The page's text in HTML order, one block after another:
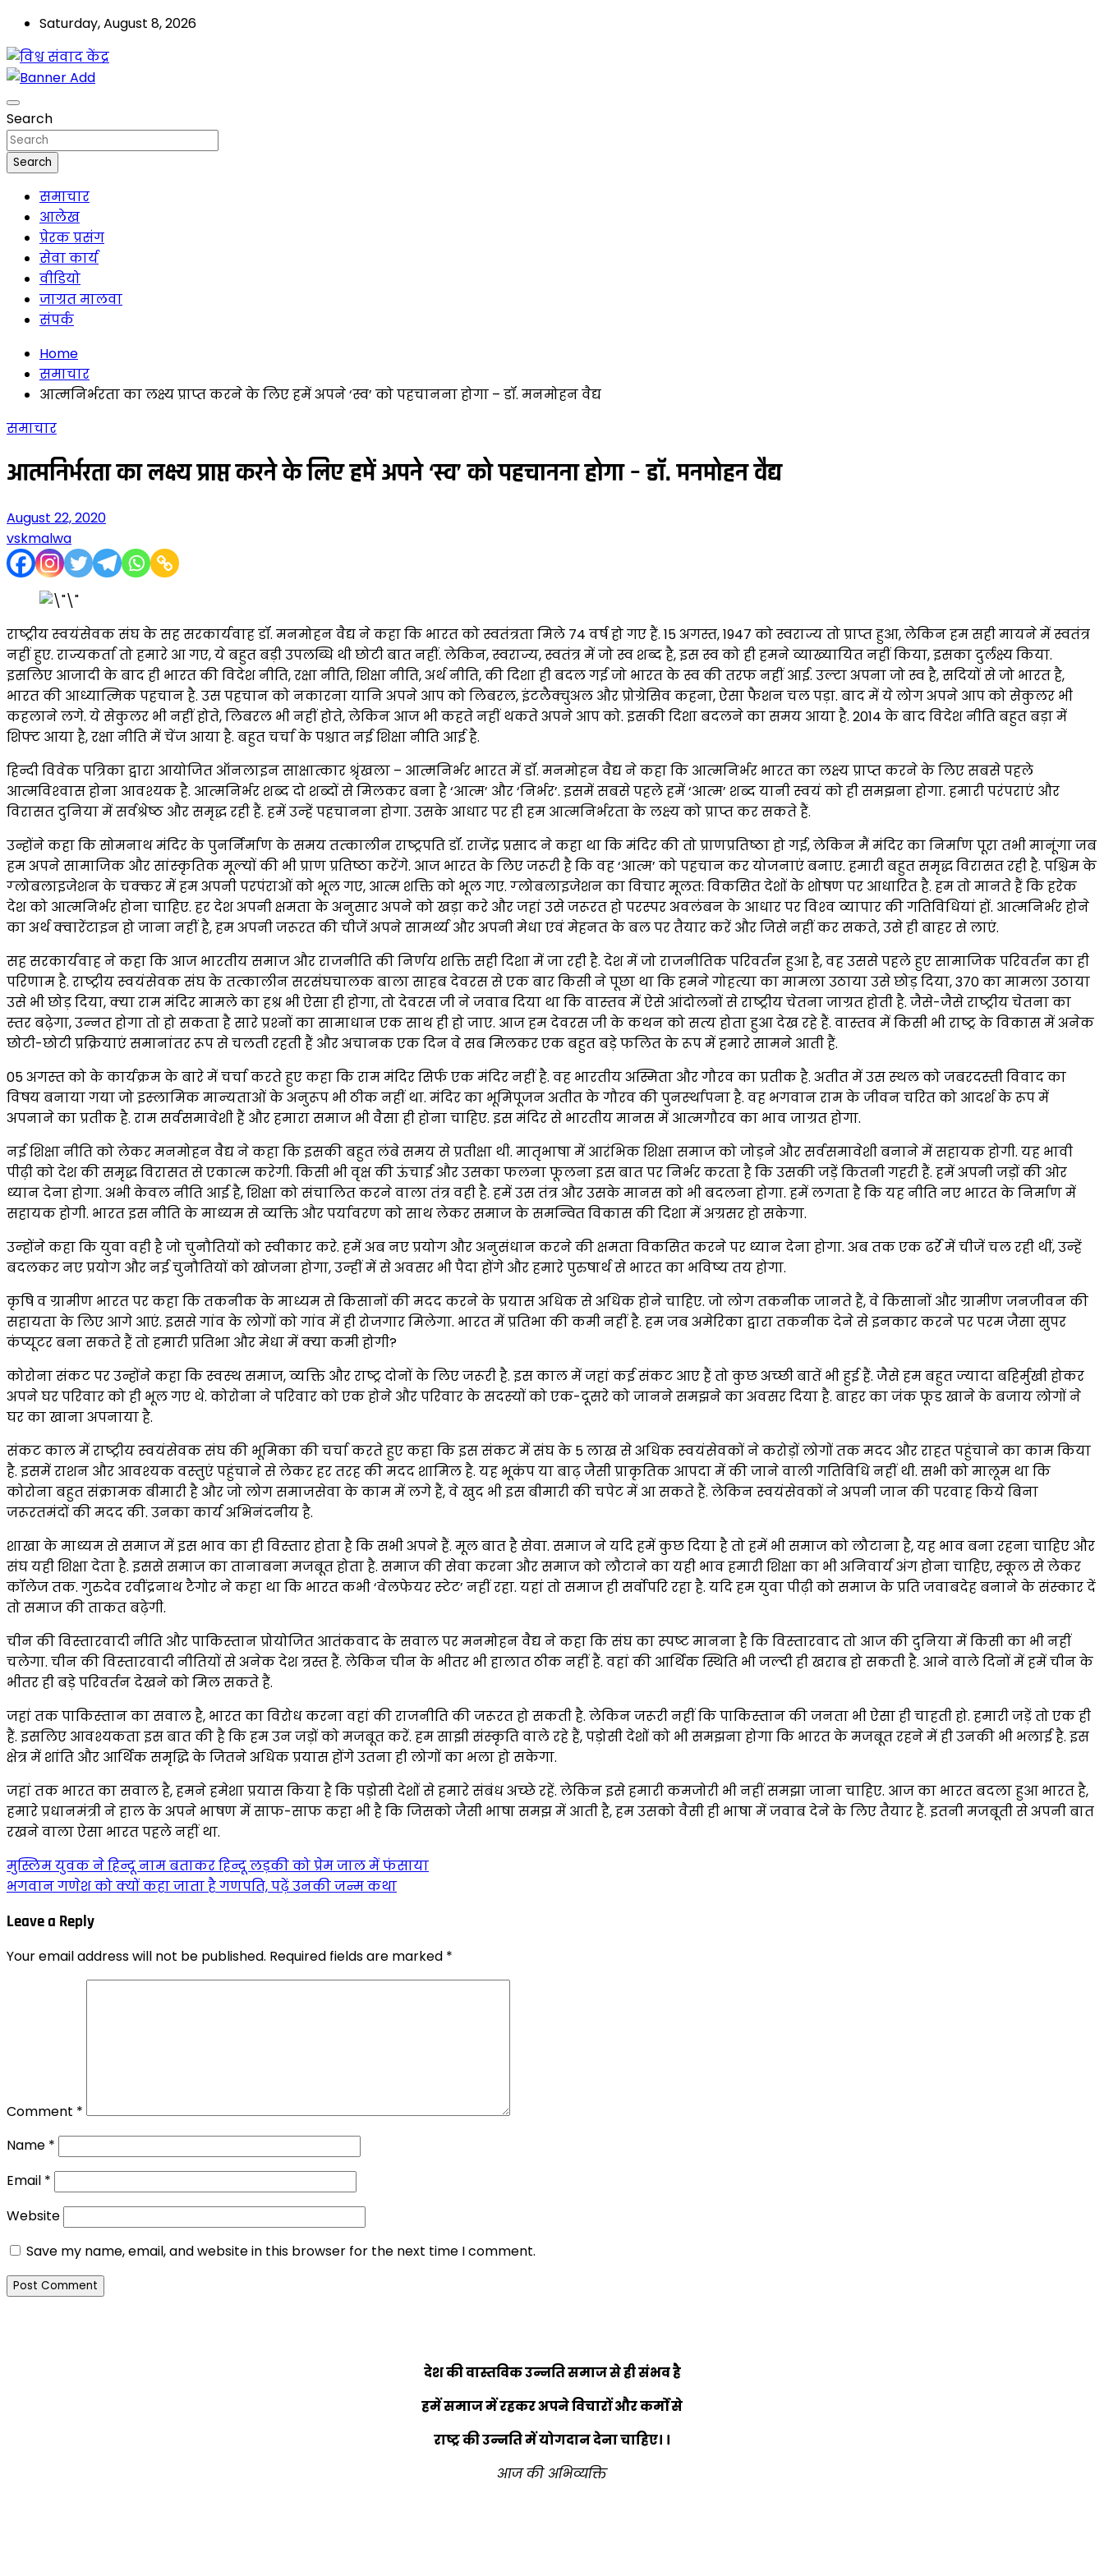
Saturday, August 8, 2026
विश्व संवाद केंद्र
Search
Search
समाचार
आलेख
प्रेरक प्रसंग
सेवा कार्य
वीडियो
जाग्रत मालवा
संपर्क
Home
समाचार
आत्मनिर्भरता का लक्ष्य प्राप्त करने के लिए हमें अपने ‘स्व’ को पहचानना होगा – डॉ. मनमोहन वैद्य
समाचार
आत्मनिर्भरता का लक्ष्य प्राप्त करने के लिए हमें अपने ‘स्व’ को पहचानना होगा – डॉ. मनमोहन वैद्य
August 22, 2020
vskmalwa
राष्‍ट्रीय स्‍वयंसेवक संघ के सह सरकार्यवाह डॉ. मनमोहन वैद्य ने कहा कि भारत को स्वतंत्रता मिले 74 वर्ष हो गए हैं. 15 अगस्त, 1947 को स्वराज्य तो प्राप्त हुआ, लेकिन हम सही मायने में स्वतंत्र
नहीं हुए. राज्यकर्ता तो हमारे आ गए, ये बहुत बड़ी उपलब्धि थी छोटी बात नहीं. लेकिन, स्वराज्य, स्वतंत्र में जो स्व शब्द है, इस स्व को ही हमने व्याख्यायित नहीं किया, इसका दुर्लक्ष्य किया.
इसलिए आजादी के बाद ही भारत की विदेश नीति, रक्षा नीति, शिक्षा नीति, अर्थ नीति, की दिशा ही बदल गई जो भारत के स्व की तरफ नहीं आई. उल्टा अपना जो स्व है, सदियों से जो भारत है,
भारत की आध्यात्मिक पहचान है. उस पहचान को नकारना यानि अपने आप को लिबरल, इंटलैक्चुअल और प्रोग्रेसिव कहना, ऐसा फैशन चल पड़ा. बाद में ये लोग अपने आप को सेकुलर भी
कहलाने लगे. ये सेकुलर भी नहीं होते, लिबरल भी नहीं होते, लेकिन आज भी कहते नहीं थकते अपने आप को. इसकी दिशा बदलने का समय आया है. 2014 के बाद विदेश नीति बहुत बड़ा में
शिफ्ट आया है, रक्षा नीति में चेंज आया है. बहुत चर्चा के पश्चात नई शिक्षा नीति आई है.
हिन्दी विवेक पत्रिका द्वारा आयोजित ऑनलाइन साक्षात्कार श्रृंखला – आत्मनिर्भर भारत में डॉ. मनमोहन वैद्य ने कहा कि आत्‍मनिर्भर भारत का लक्ष्‍य प्राप्‍त करने के लिए सबसे पहले
आत्‍मविश्‍वास होना आवश्यक है. आत्‍मनिर्भर शब्‍द दो शब्‍दों से मिलकर बना है ‘आत्‍म’ और ‘निर्भर’. इसमें सबसे पहले हमें ‘आत्‍म’ शब्‍द यानी स्‍वयं को ही समझना होगा. हमारी परंपराएं और
विरासत दुनिया में सर्वश्रेष्‍ठ और समृद्ध रही हैं. हमें उन्‍हें पहचानना होगा. उसके आधार पर ही हम आत्‍मनिर्भरता के लक्ष्‍य को प्राप्‍त कर सकते हैं.
उन्होंने कहा कि सोमनाथ मंदिर के पुनर्निर्माण के समय तत्‍कालीन राष्‍ट्रपति डॉ. राजेंद्र प्रसाद ने कहा था कि मंदिर की तो प्राणप्रतिष्‍ठा हो गई, लेकिन मैं मंदिर का निर्माण पूरा तभी मानूंगा जब
हम अपने सामाजिक और सांस्‍कृतिक मूल्‍यों की भी प्राण प्रतिष्‍ठा करेंगे. आज भारत के लिए जरूरी है कि वह ‘आत्‍म’ को पहचान कर योजनाएं बनाए. हमारी बहुत समृद्ध विरासत रही है. पश्चिम के
ग्‍लोबलाइजेशन के चक्‍कर में हम अपनी परपंराओं को भूल गए, आत्‍म शक्ति को भूल गए. ग्‍लोबलाइजेशन का विचार मूलत: विकसित देशों के शोषण पर आधारित है. हम तो मानते हैं कि हरेक
देश को आत्‍मनिर्भर होना चाहिए. हर देश अपनी क्षमता के अनुसार अपने को खड़ा करे और जहां उसे जरूरत हो परस्‍पर अवलंबन के आधार पर विश्‍व व्‍यापार की गतिविधियां हों. आत्‍मनिर्भर होने
का अर्थ क्‍वारेंटाइन हो जाना नहीं है, हम अपनी जरूरत की चीजें अपने सामर्थ्‍य और अपनी मेधा एवं मेहनत के बल पर तैयार करें और जिसे नहीं कर सकते, उसे ही बाहर से लाएं.
सह सरकार्यवाह ने कहा कि आज भारतीय समाज और राजनीति की निर्णय शक्ति सही दिशा में जा रही है. देश में जो राजनीतिक परिवर्तन हुआ है, वह उससे पहले हुए सामाजिक परिवर्तन का ही
परिणाम है. राष्‍ट्रीय स्‍वयंसेवक संघ के तत्‍कालीन सरसंघचालक बाला साहब देवरस से एक बार किसी ने पूछा था कि हमने गोहत्‍या का मामला उठाया उसे छोड़ दिया, 370 का मामला उठाया
उसे भी छोड़ दिया, क्‍या राम मंदिर मामले का हश्र भी ऐसा ही होगा, तो देवरस जी ने जवाब दिया था कि वास्‍तव में ऐसे आंदोलनों से राष्‍ट्रीय चेतना जाग्रत होती है. जैसे-जैसे राष्‍ट्रीय चेतना का
स्‍तर बढ़ेगा, उन्‍नत होगा तो हो सकता है सारे प्रश्‍नों का सामाधान एक साथ ही हो जाए. आज हम देवरस जी के कथन को सत्‍य होता हुआ देख रहे हैं. वास्‍तव में किसी भी राष्‍ट्र के विकास में अनेक
छोटी-छोटी प्रक्रियाएं समानांतर रूप से चलती रहती हैं और अचानक एक दिन वे सब मिलकर एक बहुत बड़े फलित के रूप में हमारे सामने आती हैं.
05 अगस्‍त को के कार्यक्रम के बारे में चर्चा करते हुए कहा कि राम मंदिर सिर्फ एक मंदिर नहीं है. वह भारतीय अस्मिता और गौरव का प्रतीक है. अतीत में उस स्‍थल को जबरदस्‍ती विवाद का
विषय बनाया गया जो इस्‍लामिक मान्‍यताओं के अनुरूप भी ठीक नहीं था. मंदिर का भूमिपूजन अतीत के गौरव की पुनर्स्‍थापना है. वह भगवान राम के जीवन चरित को आदर्श के रूप में
अपनाने का प्रतीक है. राम सर्वसमावेशी हैं और हमारा समाज भी वैसा ही होना चाहिए. इस मंदिर से भारतीय मानस में आत्‍मगौरव का भाव जाग्रत होगा.
नई शिक्षा नीति को लेकर मनमोहन वैद्य ने कहा कि इसकी बहुत लंबे समय से प्रतीक्षा थी. मातृभाषा में आरंभिक शिक्षा समाज को जोड़ने और सर्वसमावेशी बनाने में सहायक होगी. यह भावी
पीढ़ी को देश की समृद्ध विरासत से एकात्‍म करेगी. किसी भी वृक्ष की ऊंचाई और उसका फलना फूलना इस बात पर निर्भर करता है कि उसकी जड़ें कितनी गहरी हैं. हमें अपनी जड़ों की ओर
ध्‍यान देना होगा. अभी केवल नीति आई है, शिक्षा को संचालित करने वाला तंत्र वही है. हमें उस तंत्र और उसके मानस को भी बदलना होगा. हमें लगता है कि यह नीति नए भारत के निर्माण में
सहायक होगी. भारत इस नीति के माध्‍यम से व्‍यक्ति और पर्यावरण को साथ लेकर समाज के समन्वित विकास की दिशा में अग्रसर हो सकेगा.
उन्‍होंने कहा कि युवा वही है जो चुनौतियों को स्‍वीकार करे. हमें अब नए प्रयोग और अनुसंधान करने की क्षमता विकसित करने पर ध्‍यान देना होगा. अब तक एक ढर्रे में चीजें चल रही थीं, उन्‍हें
बदलकर नए प्रयोग और नई चुनौतियों को खोजना होगा, उन्‍हीं में से अवसर भी पैदा होंगे और हमारे पुरुषार्थ से भारत का भविष्‍य तय होगा.
कृषि व ग्रामीण भारत पर कहा कि तकनीक के माध्यम से किसानों की मदद करने के प्रयास अधिक से अधिक होने चाहिए. जो लोग तकनीक जानते हैं, वे किसानों और ग्रामीण जनजीवन की
सहायता के लिए आगे आएं. इससे गांव के लोगों को गांव में ही रोजगार मिलेगा. भारत में प्रतिभा की कमी नहीं है. हम जब अमेरिका द्वारा तकनीक देने से इनकार करने पर परम जैसा सुपर
कंप्‍यूटर बना सकते हैं तो हमारी प्रतिभा और मेधा में क्‍या कमी होगी?
कोरोना संकट पर उन्होंने कहा कि स्‍वस्‍थ समाज, व्‍यक्ति और राष्‍ट्र दोनों के लिए जरूरी है. इस काल में जहां कई संकट आए हैं तो कुछ अच्‍छी बातें भी हुई हैं. जैसे हम बहुत ज्‍यादा बहिर्मुखी होकर
अपने घर परिवार को ही भूल गए थे. कोरोना ने परिवार को एक होने और परिवार के सदस्‍यों को एक-दूसरे को जानने समझने का अवसर दिया है. बाहर का जंक फूड खाने के बजाय लोगों ने
घर का खाना अपनाया है.
संकट काल में राष्‍ट्रीय स्‍वयंसेवक संघ की भूमिका की चर्चा करते हुए कहा कि इस संकट में संघ के 5 लाख से अधिक स्‍वयंसेवकों ने करोड़ों लोगों तक मदद और राहत पहुंचाने का काम किया
है. इसमें राशन और आवश्‍यक वस्‍तुएं पहुंचाने से लेकर हर तरह की मदद शामिल है. यह भूकंप या बाढ़ जैसी प्राकृतिक आपदा में की जाने वाली गतिविधि नहीं थी. सभी को मालूम था कि
कोरोना बहुत संक्रामक बीमारी है और जो लोग समाजसेवा के काम में लगे हैं, वे खुद भी इस बीमारी की चपेट में आ सकते हैं. लेकिन स्‍वयंसेवकों ने अपनी जान की परवाह किये बिना
जरूरतमंदों की मदद की. उनका कार्य अभिनंदनीय है.
शाखा के माध्‍यम से समाज में इस भाव का ही विस्‍तार होता है कि सभी अपने हैं. मूल बात है सेवा. समाज ने यदि हमें कुछ दिया है तो हमें भी समाज को लौटाना है, यह भाव बना रहना चाहिए और
संघ यही शिक्षा देता है. इससे समाज का तानाबना मजबूत होता है. समाज की सेवा करना और समाज को लौटाने का यही भाव हमारी शिक्षा का भी अनिवार्य अंग होना चाहिए, स्‍कूल से लेकर
कॉलेज तक. गुरुदेव रवींद्रनाथ टैगोर ने कहा था कि भारत कभी ‘वेलफेयर स्‍टेट’ नहीं रहा. यहां तो समाज ही सर्वोपरि रहा है. यदि हम युवा पीढ़ी को समाज के प्रति जवाबदेह बनाने के संस्‍कार दें
तो समाज की ताकत बढ़ेगी.
चीन की विस्‍तारवादी नीति और पाकिस्‍तान प्रोयोजित आतंकवाद के सवाल पर मनमोहन वैद्य ने कहा कि संघ का स्‍पष्‍ट मानना है कि विस्‍तारवाद तो आज की दुनिया में किसी का भी नहीं
चलेगा. चीन की विस्‍तारवादी नीतियों से अनेक देश त्रस्त हैं. लेकिन चीन के भीतर भी हालात ठीक नहीं हैं. वहां की आर्थिक स्थिति भी जल्‍दी ही खराब हो सकती है. आने वाले दिनों में हमें चीन के
भीतर ही बड़े परिवर्तन देखने को मिल सकते हैं.
जहां तक पाकिस्‍तान का सवाल है, भारत का विरोध करना वहां की राजनीति की जरूरत हो सकती है. लेकिन जरूरी नहीं कि पाकिस्‍तान की जनता भी ऐसा ही चाहती हो. हमारी जड़ें तो एक ही
हैं. इसलिए आवश्यकता इस बात की है कि हम उन जड़ों को मजबूत करें. हम साझी संस्‍कृति वाले रहे हैं, पड़ोसी देशों को भी समझना होगा कि भारत के मजबूत रहने में ही उनकी भी भलाई है. इस
क्षेत्र में शांति और आर्थिक समृद्धि के जितने अधिक प्रयास होंगे उतना ही लोगों का भला हो सकेगा.
जहां तक भारत का सवाल है, हमने हमेशा प्रयास किया है कि पड़ोसी देशों से हमारे संबंध अच्‍छे रहें. लेकिन इसे हमारी कमजोरी भी नहीं समझा जाना चाहिए. आज का भारत बदला हुआ भारत है,
हमारे प्रधानमंत्री ने हाल के अपने भाषण में साफ-साफ कहा भी है कि जिसको जैसी भाषा समझ में आती है, हम उसको वैसी ही भाषा में जवाब देने के लिए तैयार हैं. इतनी मजबूती से अपनी बात
रखने वाला ऐसा भारत पहले नहीं था.
मुस्लिम युवक ने हिन्दू नाम बताकर हिन्दू लड़की को प्रेम जाल में फंसाया
भगवान गणेश को क्यों कहा जाता है गणपति, पढ़ें उनकी जन्म कथा
Leave a Reply
Your email address will not be published. Required fields are marked *
Comment *
Name *
Email *
Website
Save my name, email, and website in this browser for the next time I comment.
देश की वास्तविक उन्नति समाज से ही संभव है
हमें समाज में रहकर अपने विचारों और कर्मों से
राष्ट्र की उन्नति में योगदान देना चाहिए। ।
आज की अभिव्यक्ति